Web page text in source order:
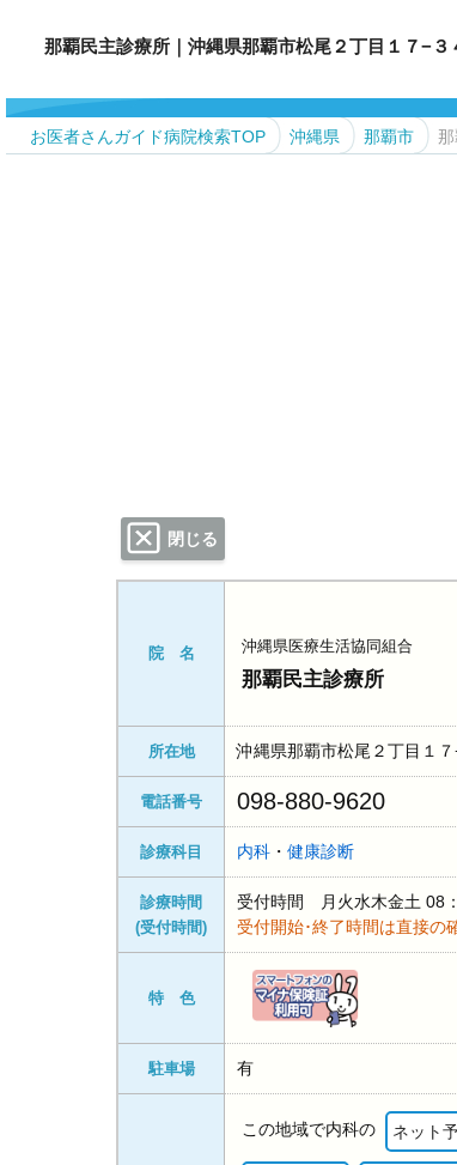
那覇民主診療所｜沖縄県那覇市松尾２丁目１７−３
お医者さんガイド病院検索TOP 沖縄県 那覇市
閉じる
院 名 沖縄県医療生活協同組合
那覇民主診療所
所在地 沖縄県那覇市松尾２丁目１
電話番号 098-880-9620
診療科目 内科 ・ 健康診断
診療時間
(受付時間)
受付時間 月火水木金土 08
受付開始･終了時間は直接の
特 色
駐車場 有
この地域で内科の ネット